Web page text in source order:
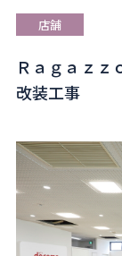
店舗
Ｒａｇａｚｚ
改装工事